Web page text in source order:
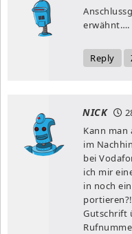
erwähnt….
Reply
NICK
Kann
im
bei
ich mir
in noch
Gutschrift